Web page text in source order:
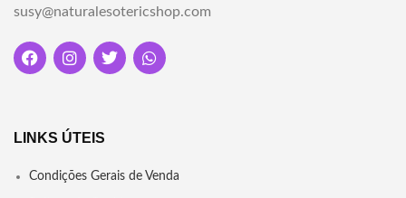
encontre equilíbrio com essa
eleve sua jornada espiritual!"
susy@naturalesotericshop.com
LINKS ÚTEIS
Condições Gerais de Venda